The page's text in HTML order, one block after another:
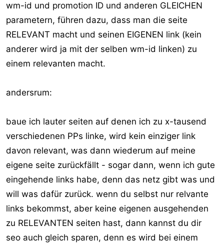
wm-id und promotion ID und anderen GLEICHEN
parametern, führen dazu, dass man die seite
RELEVANT macht und seinen EIGENEN link (kein
anderer wird ja mit der selben wm-id linken) zu
einem relevanten macht.
andersrum:
baue ich lauter seiten auf denen ich zu x-tausend
verschiedenen PPs linke, wird kein einziger link
davon relevant, was dann wiederum auf meine
eigene seite zurückfällt - sogar dann, wenn ich gute
eingehende links habe, denn das netz gibt was und
will was dafür zurück. wenn du selbst nur relvante
links bekommst, aber keine eigenen ausgehenden
zu RELEVANTEN seiten hast, dann kannst du dir
seo auch gleich sparen, denn es wird bei einem